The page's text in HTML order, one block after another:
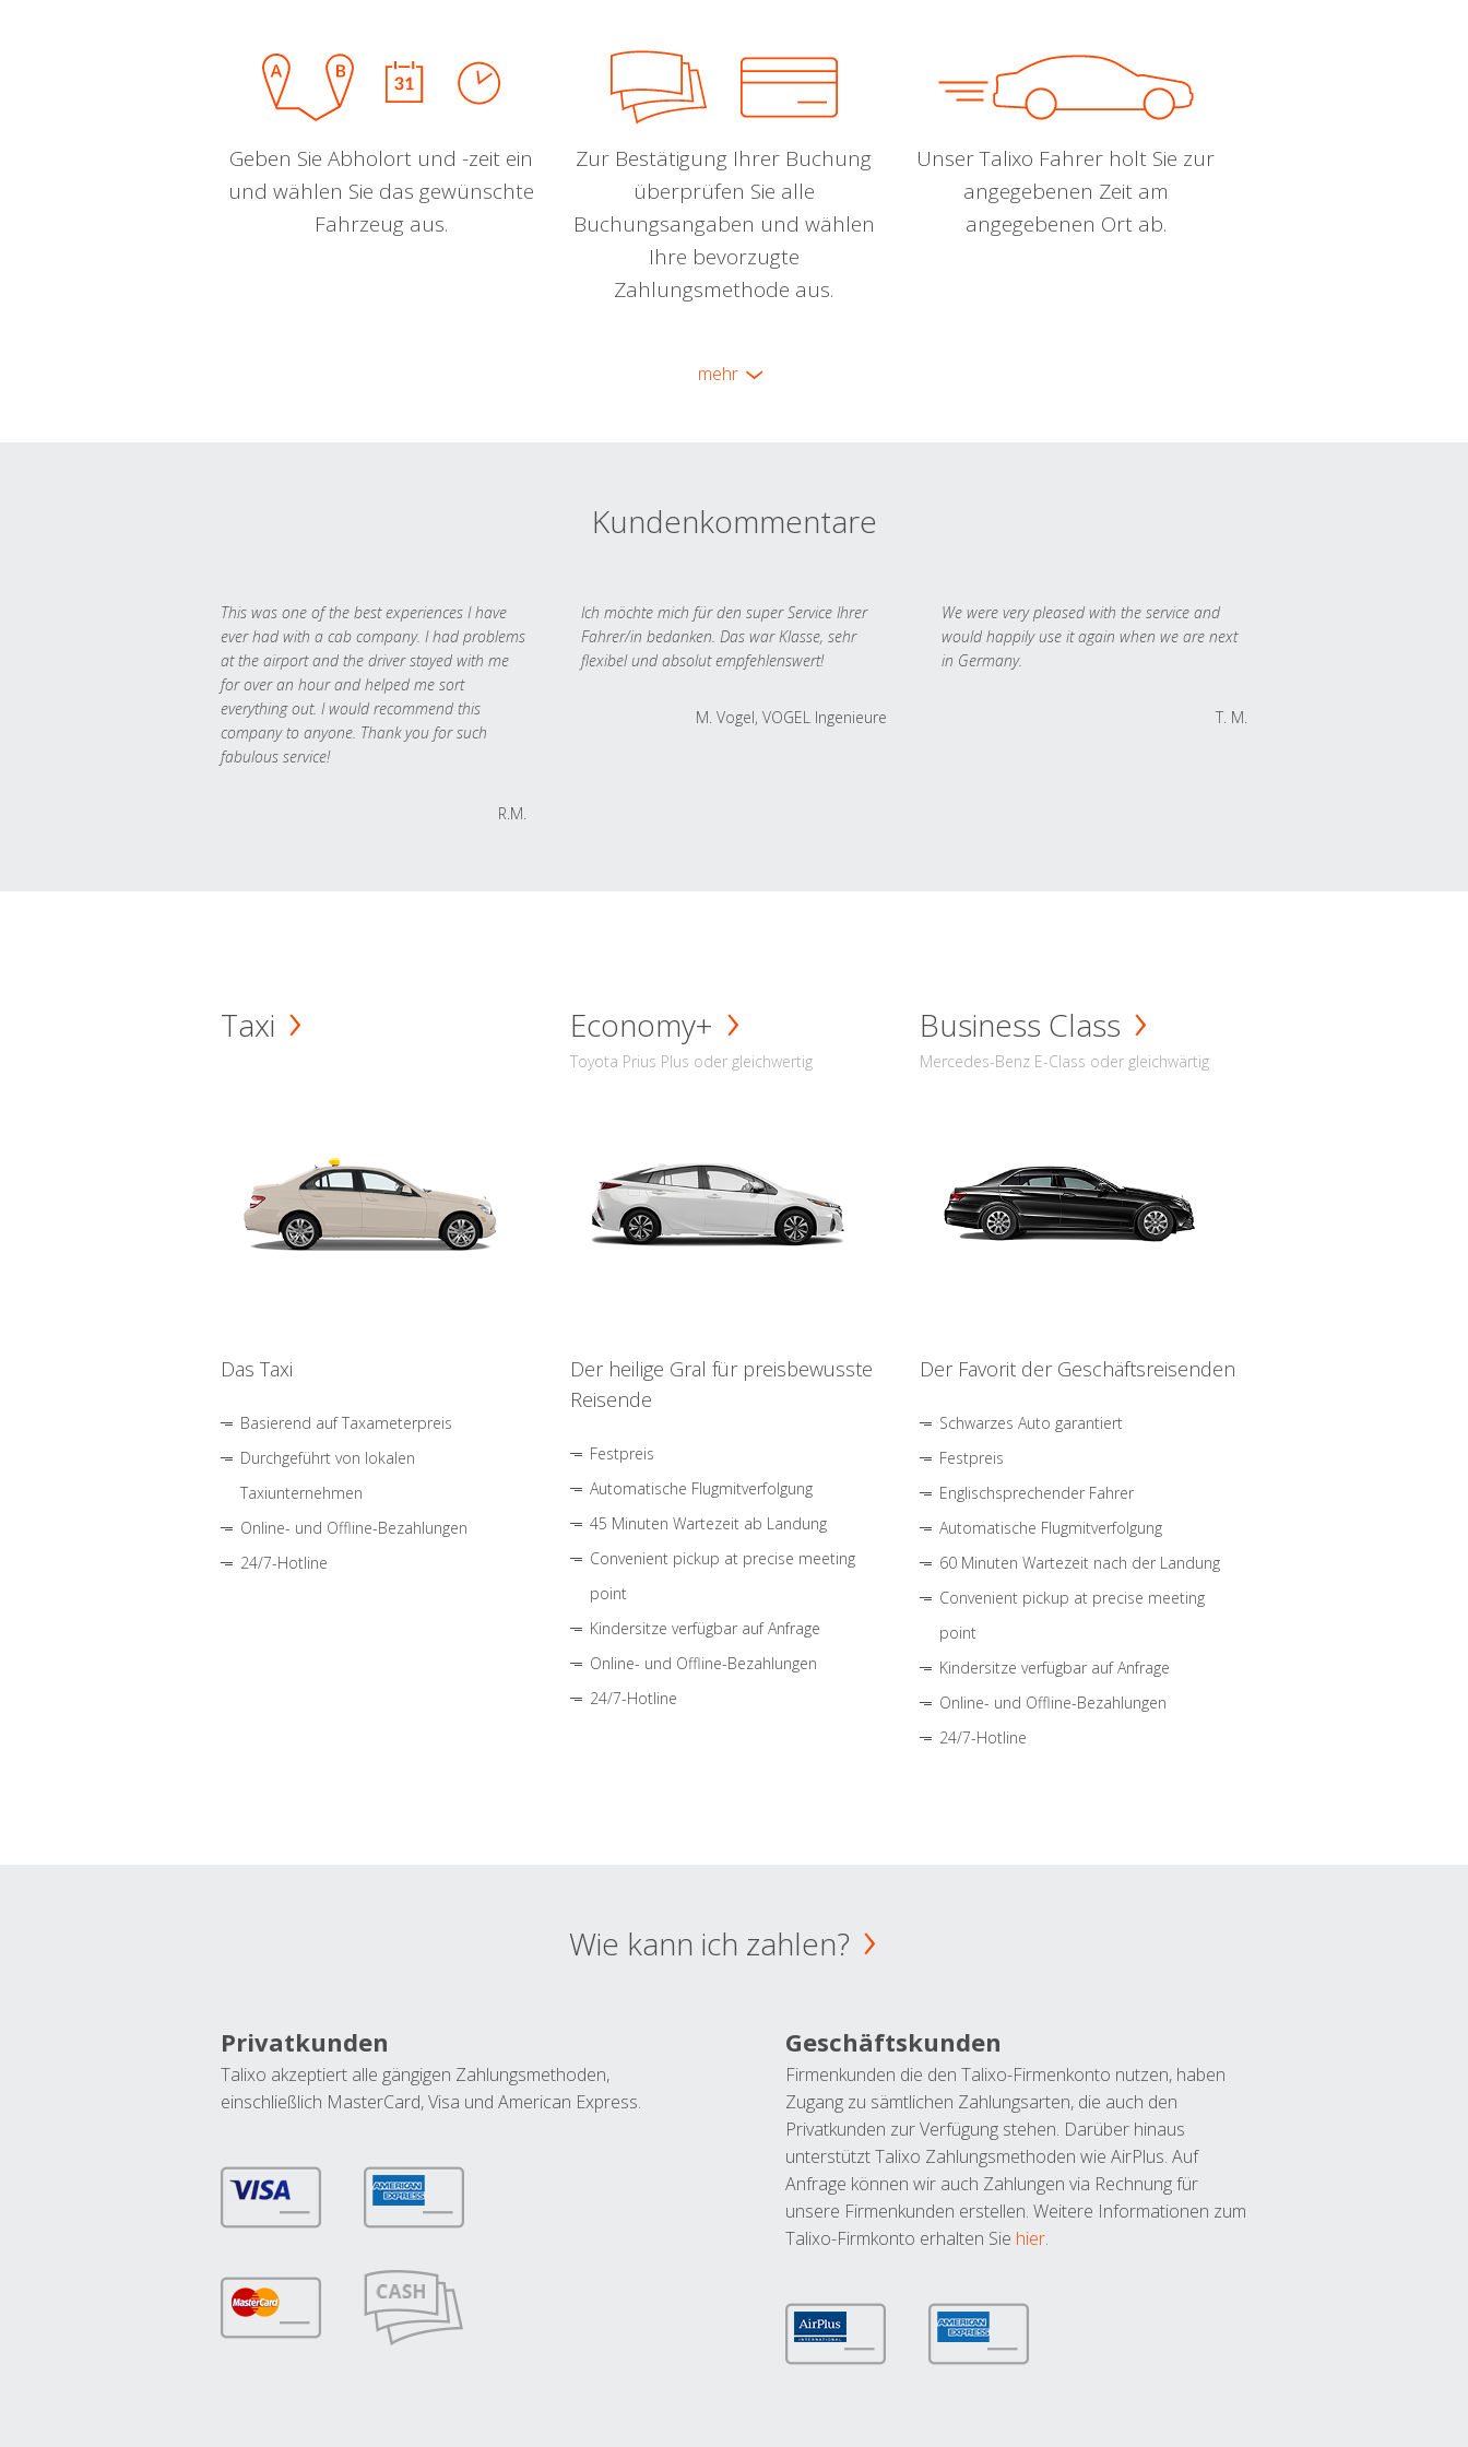
Geben Sie Abholort und -zeit ein
und wählen Sie das gewünschte
Fahrzeug aus.
Zur Bestätigung Ihrer Buchung
überprüfen Sie alle
Buchungsangaben und wählen
Ihre bevorzugte
Zahlungsmethode aus.
Unser Talixo Fahrer holt Sie zur
angegebenen Zeit am
angegebenen Ort ab.
mehr
Kundenkommentare
This was one of the best experiences I have
ever had with a cab company. I had problems
at the airport and the driver stayed with me
for over an hour and helped me sort
everything out. I would recommend this
company to anyone. Thank you for such
fabulous service!
R.M.
Ich möchte mich für den super Service Ihrer
Fahrer/in bedanken. Das war Klasse, sehr
flexibel und absolut empfehlenswert!
M. Vogel, VOGEL Ingenieure
We were very pleased with the service and
would happily use it again when we are next
in Germany.
T. M.
Taxi
Das Taxi
Basierend auf Taxameterpreis
Durchgeführt von lokalen
Taxiunternehmen
Online- und Offline-Bezahlungen
24/7-Hotline
Economy+
Toyota Prius Plus oder gleichwertig
Der heilige Gral für preisbewusste
Reisende
Festpreis
Automatische Flugmitverfolgung
45 Minuten Wartezeit ab Landung
Convenient pickup at precise meeting
point
Kindersitze verfügbar auf Anfrage
Online- und Offline-Bezahlungen
24/7-Hotline
Business Class
Mercedes-Benz E-Class oder gleichwärtig
Der Favorit der Geschäftsreisenden
Schwarzes Auto garantiert
Festpreis
Englischsprechender Fahrer
Automatische Flugmitverfolgung
60 Minuten Wartezeit nach der Landung
Convenient pickup at precise meeting
point
Kindersitze verfügbar auf Anfrage
Online- und Offline-Bezahlungen
24/7-Hotline
Wie kann ich zahlen?
Privatkunden
Talixo akzeptiert alle gängigen Zahlungsmethoden,
einschließlich MasterCard, Visa und American Express.
Geschäftskunden
Firmenkunden die den Talixo-Firmenkonto nutzen, haben
Zugang zu sämtlichen Zahlungsarten, die auch den
Privatkunden zur Verfügung stehen. Darüber hinaus
unterstützt Talixo Zahlungsmethoden wie AirPlus. Auf
Anfrage können wir auch Zahlungen via Rechnung für
unsere Firmenkunden erstellen. Weitere Informationen zum
Talixo-Firmkonto erhalten Sie hier.